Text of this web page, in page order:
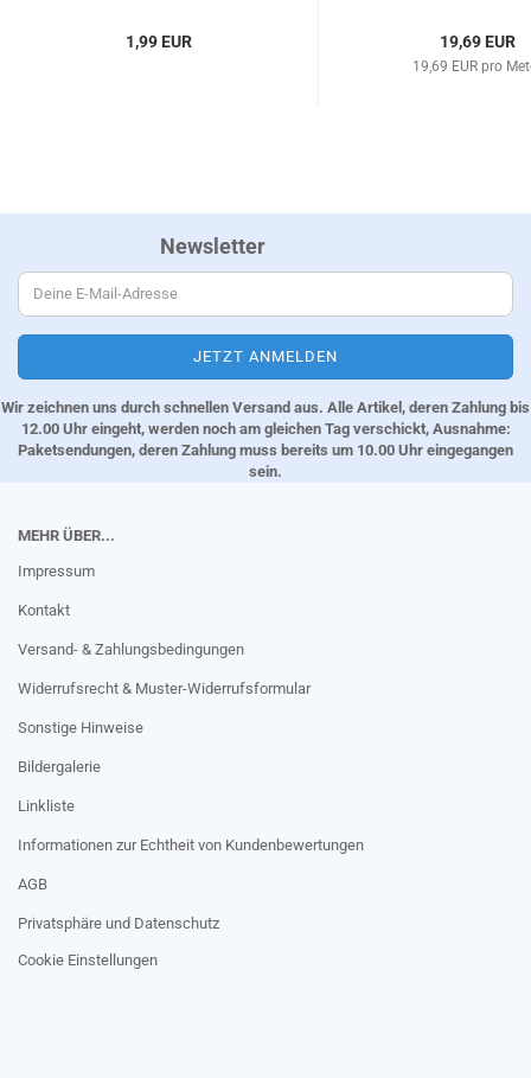
1,99 EUR 19,69 EUR
19,69 EUR pro
Newsletter
Wir zeichnen uns durch schnellen Versand aus. Alle Artikel, deren Zahlung bis
12.00 Uhr eingeht, werden noch am gleichen Tag verschickt, Ausnahme:
Paketsendungen, deren Zahlung muss bereits um 10.00 Uhr eingegangen
sein.
MEHR ÜBER...
Impressum
Kontakt
Versand- & Zahlungsbedingungen
Widerrufsrecht & Muster-Widerrufsformular
Sonstige Hinweise
Bildergalerie
Linkliste
Informationen zur Echtheit von Kundenbewertungen
AGB
Privatsphäre und Datenschutz
Cookie Einstellungen